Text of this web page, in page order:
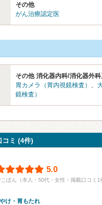
その他
がん治療認定医
その他 消化器内科/消化器外
胃カメラ（胃内視鏡検査）
鏡検査）
コミ (4件)
5.0
こぽん（本人・50代・女性・掲載口コミ1
け・胃もたれ